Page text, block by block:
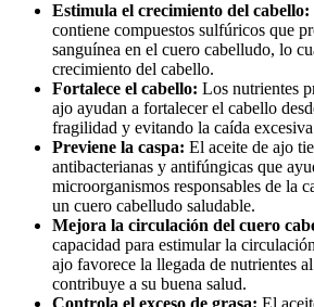
Estimula el crecimiento del cabello:
contiene compuestos sulfúricos que
sanguínea en el cuero cabelludo, lo
crecimiento del cabello.
Fortalece el cabello: Los nutrientes
ajo ayudan a fortalecer el cabello
fragilidad y evitando la caída
Previene la caspa: El aceite de ajo
antibacterianas y antifúngicas que
microorganismos responsables de la
un cuero cabelludo saludable.
Mejora la circulación del cuero
capacidad para estimular la
ajo favorece la llegada de nutrientes
contribuye a su buena salud.